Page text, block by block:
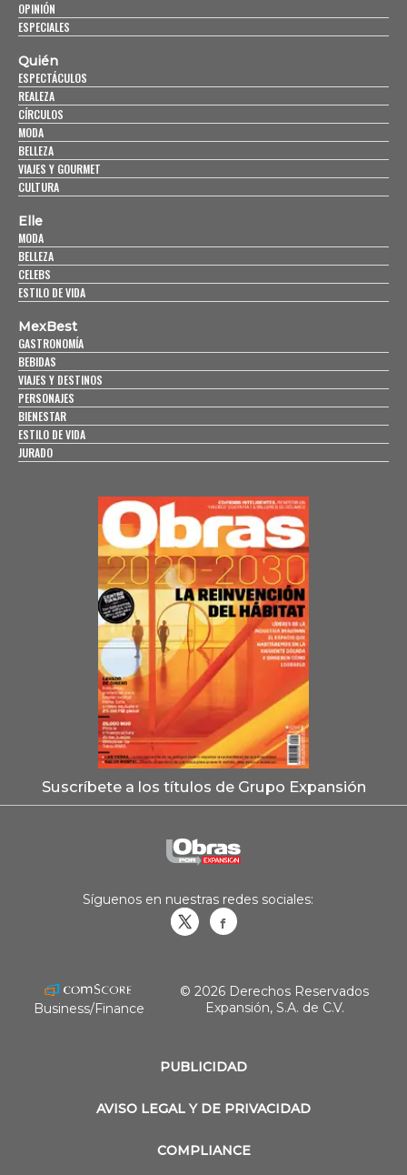
OPINIÓN
ESPECIALES
Quién
ESPECTÁCULOS
REALEZA
CÍRCULOS
MODA
BELLEZA
VIAJES Y GOURMET
CULTURA
Elle
MODA
BELLEZA
CELEBS
ESTILO DE VIDA
MexBest
GASTRONOMÍA
BEBIDAS
VIAJES Y DESTINOS
PERSONAJES
BIENESTAR
ESTILO DE VIDA
JURADO
Suscríbete a los títulos de Grupo Expansión
PUBLICIDAD
AVISO LEGAL Y DE PRIVACIDAD
COMPLIANCE
Síguenos en nuestras redes sociales:
Business/Finance
© 2026 Derechos Reservados
Expansión, S.A. de C.V.